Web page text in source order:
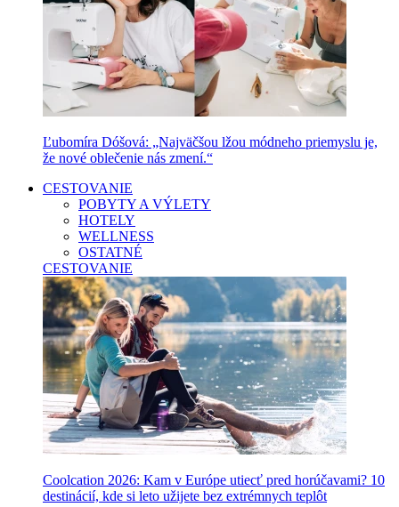
Ľubomíra Dóšová: „Najväčšou lžou módneho priemyslu je,
že nové oblečenie nás zmení.“
CESTOVANIE
POBYTY A VÝLETY
HOTELY
WELLNESS
OSTATNÉ
CESTOVANIE
Coolcation 2026: Kam v Európe utiecť pred horúčavami? 10
destinácií, kde si leto užijete bez extrémnych teplôt